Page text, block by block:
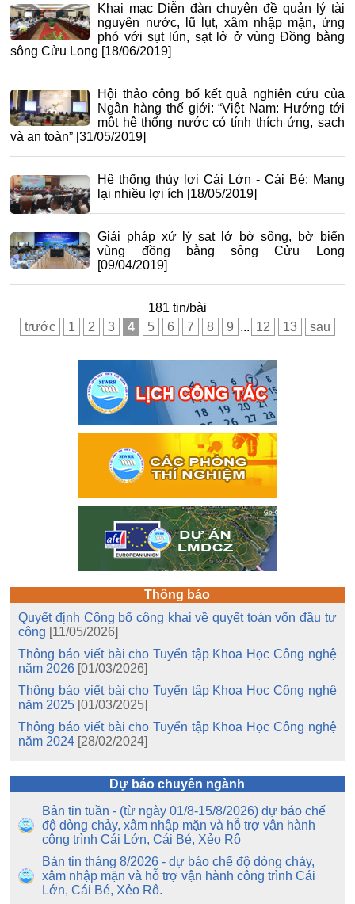
Khai mạc Diễn đàn chuyên đề quản lý tài
nguyên nước, lũ lụt, xâm nhập mặn, ứng
phó với sụt lún, sạt lở ở vùng Đồng bằng
sông Cửu Long [18/06/2019]
Hội thảo công bố kết quả nghiên cứu của
Ngân hàng thế giới: “Việt Nam: Hướng tới
một hệ thống nước có tính thích ứng, sạch
và an toàn” [31/05/2019]
Hệ thống thủy lợi Cái Lớn - Cái Bé: Mang
lại nhiều lợi ích [18/05/2019]
Giải pháp xử lý sạt lở bờ sông, bờ biển
vùng đồng bằng sông Cửu Long
[09/04/2019]
181 tin/bài
trước
1 2 3 4 5 6 7 8 9 ... 12 13 sau
Thông báo
Quyết định Công bố công khai về quyết toán vốn đầu tư
công [11/05/2026]
Thông báo viết bài cho Tuyển tập Khoa Học Công nghệ
năm 2026 [01/03/2026]
Thông báo viết bài cho Tuyển tập Khoa Học Công nghệ
năm 2025 [01/03/2025]
Thông báo viết bài cho Tuyển tập Khoa Học Công nghệ
năm 2024 [28/02/2024]
Dự báo chuyên ngành
Bản tin tuần - (từ ngày 01/8-15/8/2026) dự báo chế
độ dòng chảy, xâm nhập mặn và hỗ trợ vận hành
công trình Cái Lớn, Cái Bé, Xẻo Rô
Bản tin tháng 8/2026 - dự báo chế độ dòng chảy,
xâm nhập mặn và hỗ trợ vận hành công trình Cái
Lớn, Cái Bé, Xẻo Rô.